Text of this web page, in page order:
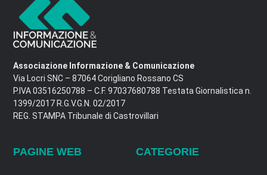
Associazione Informazione & Comunicazione
Via Locri SNC – 87064 Corigliano Rossano CS
P.IVA 03516250788 – C.F. 97037680788 Testata Giornalistica n.
1399/2017 R.G.V.G.N. 02/2017
REG. STAMPA Tribunale di Castrovillari
PAGINE WEB CATEGORIE